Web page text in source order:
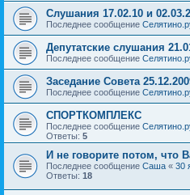
Слушания 17.02.10 и
Последнее сообщение
Депутатские слушания
Последнее сообщение
Заседание Совета
Последнее сообщение
СПОРТКОМПЛЕКС
Последнее сообщение
Ответы: 5
И не говорите потом, что
Последнее сообщение Саша « 30
Ответы: 18